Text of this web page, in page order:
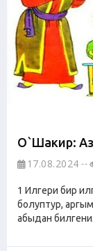
О`Шакир:
17.08.2024
1 Илгери бир
болуптур,
абыдан